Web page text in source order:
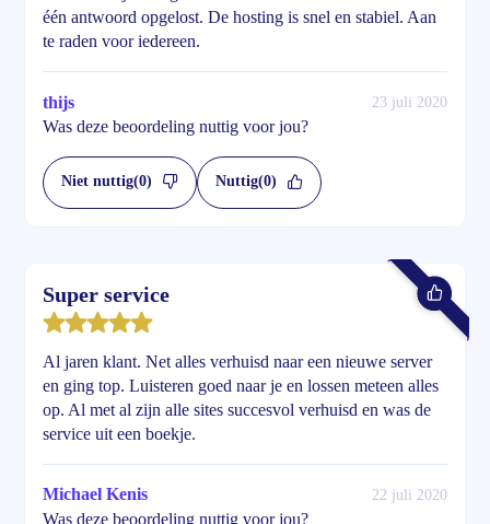
één antwoord opgelost. De hosting is snel en stabiel. Aan
te raden voor iedereen.
thijs 23 juli 2020
Was deze beoordeling nuttig voor jou?
Niet nuttig(0) Nuttig(0)
Super service
Al jaren klant. Net alles verhuisd naar een nieuwe server
en ging top. Luisteren goed naar je en lossen meteen alles
op. Al met al zijn alle sites succesvol verhuisd en was de
service uit een boekje.
Michael Kenis 22 juli 2020
Was deze beoordeling nuttig voor jou?